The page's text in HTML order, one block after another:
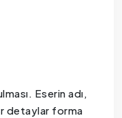
Eserin adı,
detaylar forma